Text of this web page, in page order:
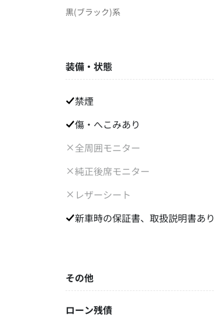
黒(ブラック)系
装備・状態
禁煙
傷・へこみあり
全周囲モニター
純正後席モニター
レザーシート
新車時の保証書、取扱説明書あり
その他
ローン残債